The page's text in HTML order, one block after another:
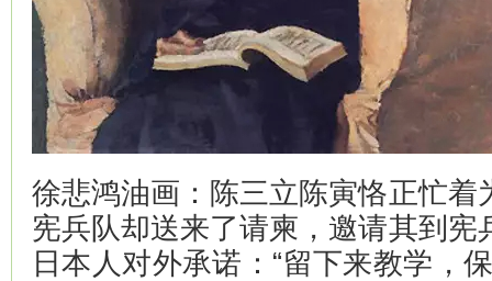
徐悲鸿油画：陈三立陈寅恪正忙着
宪兵队却送来了请柬，邀请其到宪
日本人对外承诺：“留下来教学，